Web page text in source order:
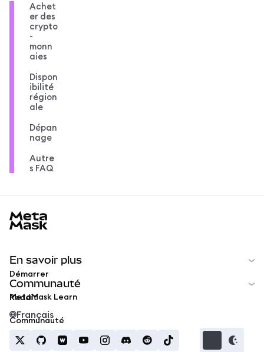
Achet
er des
crypto
-
monn
aies
Dispon
ibilité
région
ale
Dépan
nage
Autre
s FAQ
En savoir plus
Démarrer
MetaMask Learn
Communauté
Reddit
Communauté
Français